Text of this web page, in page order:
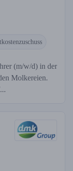
(m/w/d) in der
Molkereien.